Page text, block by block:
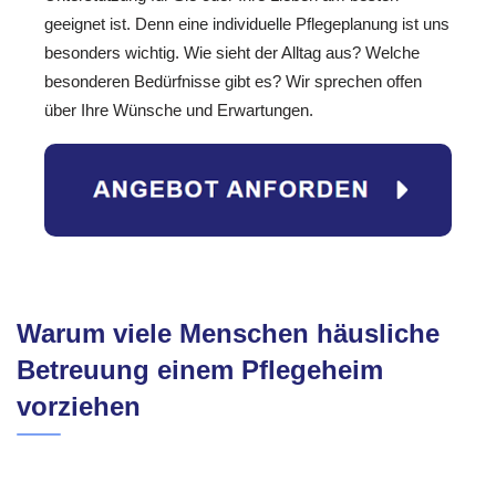
geeignet ist. Denn eine individuelle Pflegeplanung ist uns
besonders wichtig. Wie sieht der Alltag aus? Welche
besonderen Bedürfnisse gibt es? Wir sprechen offen
über Ihre Wünsche und Erwartungen.
Warum viele Menschen häusliche
Betreuung einem Pflegeheim
vorziehen